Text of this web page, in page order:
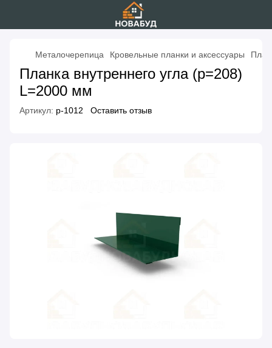
Металочерепица Кровельные планки и аксессуары
Планка внутреннего угла (р=208)
L=2000 мм
Артикул: p-1012 Оставить отзыв